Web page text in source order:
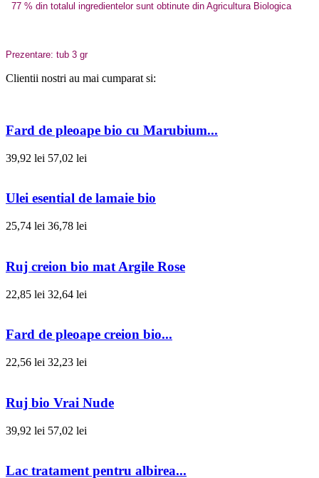
77 % din totalul ingredientelor sunt obtinute din Agricultura Biologica
Prezentare: tub 3 gr
Clientii nostri au mai cumparat si:
Fard de pleoape bio cu Marubium...
39,92 lei 57,02 lei
Ulei esential de lamaie bio
25,74 lei 36,78 lei
Ruj creion bio mat Argile Rose
22,85 lei 32,64 lei
Fard de pleoape creion bio...
22,56 lei 32,23 lei
Ruj bio Vrai Nude
39,92 lei 57,02 lei
Lac tratament pentru albirea...